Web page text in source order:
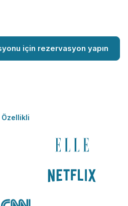
için rezervasyon yapın
Özellikli